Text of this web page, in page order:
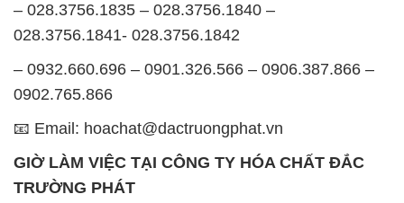
– 028.3756.1835 – 028.3756.1840 –
028.3756.1841- 028.3756.1842
– 0932.660.696 – 0901.326.566 – 0906.387.866 –
0902.765.866
📧 Email: hoachat@dactruongphat.vn
GIỜ LÀM VIỆC TẠI CÔNG TY HÓA CHẤT ĐẮC
TRƯỜNG PHÁT